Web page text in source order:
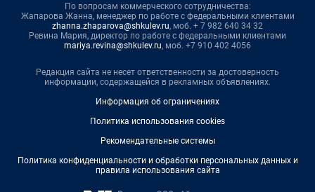
По вопросам коммерческого сотрудничества:
Жапарова Жанна, менеджер по работе с федеральными клиентами
zhanna.zhaparova@shkulev.ru, моб. + 7 982 640 34 32
Ревина Мария, директор по работе с федеральными клиентами
mariya.revina@shkulev.ru, моб. +7 910 402 4056
Редакция сайта не несет ответственности за достоверность
информации, содержащейся в рекламных объявлениях.
Информация об ограничениях
Политика использования cookies
Рекомендательные системы
Политика конфиденциальности и обработки персональных данных и
правила использования сайта